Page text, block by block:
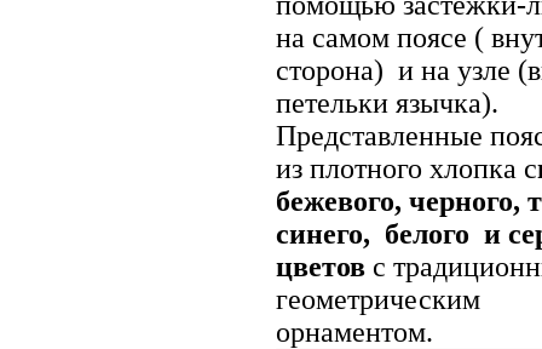
на самом поясе (
сторона) и на узле
петельки язычка).
Представленные
из плотного хлопка с
бежевого, черного,
синего, белого и
цветов с
геометрическим
орнаментом.